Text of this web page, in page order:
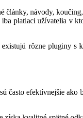
články, návody,
platiaci užívatelia v
rôzne pluginy
efektívnejšie ako